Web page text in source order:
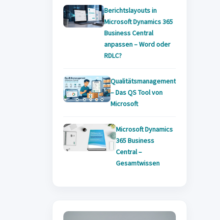
Berichtslayouts in
Microsoft Dynamics 365
Business Central
anpassen – Word oder
RDLC?
Qualitätsmanagement
– Das QS Tool von
Microsoft
Microsoft Dynamics
365 Business
Central –
Gesamtwissen